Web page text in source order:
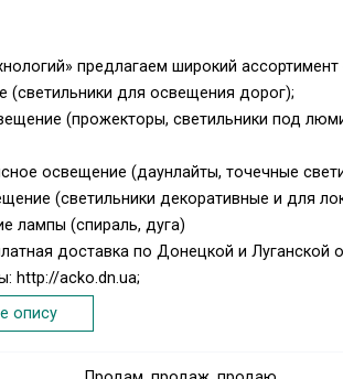
предлагаем широкий
(светильники для освещения дорог);
(прожекторы, светильники под
освещение (даунлайты, точечные
(светильники декоративные и для
лампы (спираль, дуга)
доставка по Донецкой и Луганской
http://acko.dn.ua;
опису